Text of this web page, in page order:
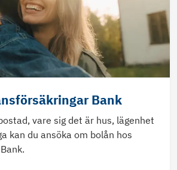
Bank
vare sig det är hus, lägenhet
kan du ansöka om bolån hos